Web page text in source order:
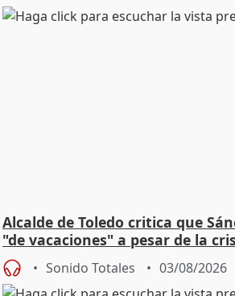
Alcalde de Toledo critica que
"de vacaciones" a pesar de la
Sonido Totales 03/08/2026